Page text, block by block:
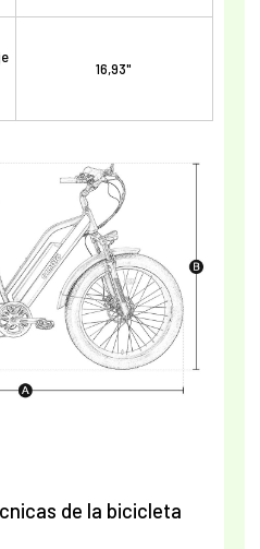
16,93"
de la bicicleta